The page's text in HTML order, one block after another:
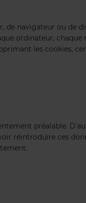
de navigateur ou de
ordinateur, chaque
les cookies,
préalable.
réintroduire ces